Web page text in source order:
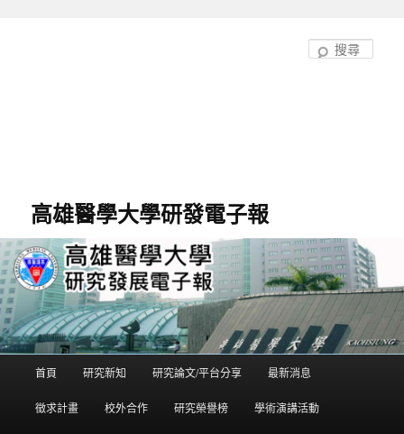
高雄醫學大學研發電子報
首頁 研究新知 研究論文/平台分享 最新消息
徵求計畫 校外合作 研究榮譽榜 學術演講活動